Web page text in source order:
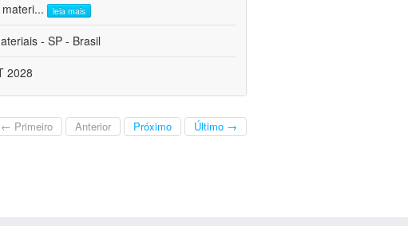
... leia mais
- SP - Brasil
2028
← Primeiro Anterior Próximo Último →